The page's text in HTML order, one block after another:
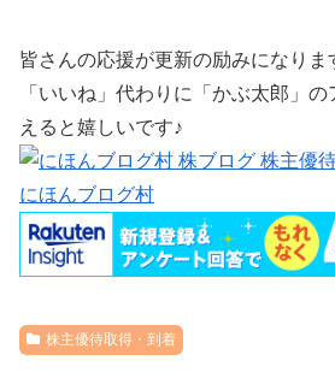
皆さんの応援が更新の励みになりま
「いいね」代わりに「かぶ太郎」
えると嬉しいです♪
にほんブログ村
株主優待取得・到着